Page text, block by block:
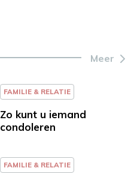
Meer
FAMILIE & RELATIE
Zo kunt u iemand
condoleren
FAMILIE & RELATIE